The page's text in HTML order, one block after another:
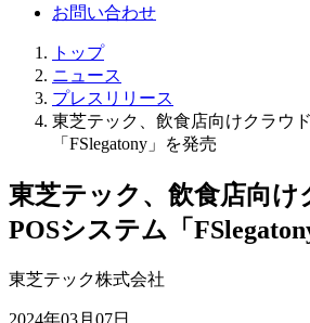
お問い合わせ
トップ
ニュース
プレスリリース
東芝テック、飲食店向けクラウ
「FSlegatony」を発売
東芝テック、飲食店向け
POSシステム「
東芝テック株式会社
2024年03月07日